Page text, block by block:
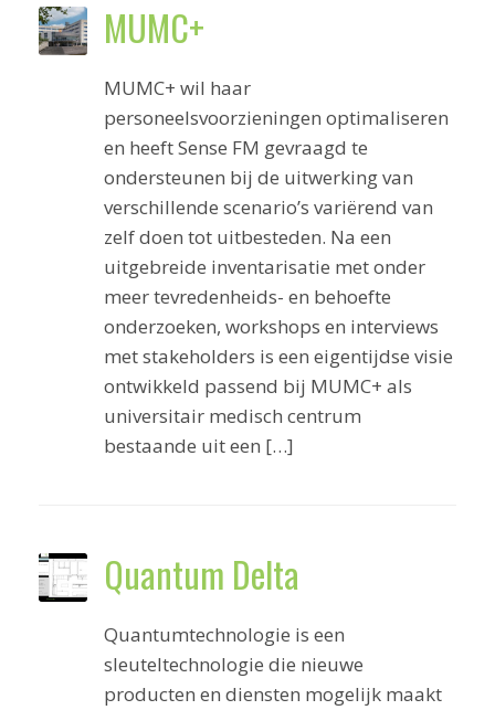
MUMC+
MUMC+ wil haar
personeelsvoorzieningen optimaliseren
en heeft Sense FM gevraagd te
ondersteunen bij de uitwerking van
verschillende scenario’s variërend van
zelf doen tot uitbesteden. Na een
uitgebreide inventarisatie met onder
meer tevredenheids- en behoefte
onderzoeken, workshops en interviews
met stakeholders is een eigentijdse visie
ontwikkeld passend bij MUMC+ als
universitair medisch centrum
bestaande uit een […]
Quantum Delta
Quantumtechnologie is een
sleuteltechnologie die nieuwe
producten en diensten mogelijk maakt